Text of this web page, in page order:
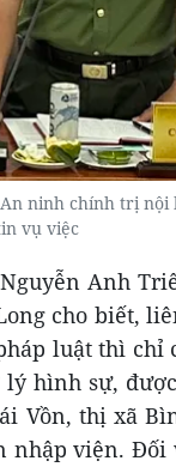
ninh chính trị nội
vụ việc
Anh
cho biết,
luật thì
hình sự,
Vồn, thị xã
viện. Đối